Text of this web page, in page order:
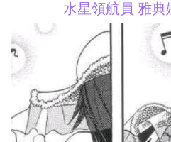
水星領航員 雅典